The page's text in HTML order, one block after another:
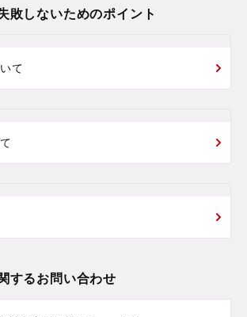
敗しないためのポイント
て
するお問い合わせ